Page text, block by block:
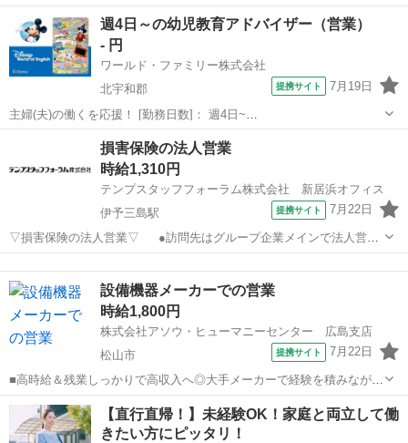
医療サポート職！直接「ありがとう」「助かったよ」と感謝されるや
りがいがあります・未経験から営業と技術、どちらのスキルも身につ
けられます◎★【WEB面談実施中】...
西条市 伊予西条駅 営業
週4日～の幼児教育アドバイザー（営業）
- 円
ワールド・ファミリー株式会社
北宇和郡
提携サイト 7月19日
主婦(夫)の働くを応援！ [勤務日数]： 週4日~
10:00~17:00/10:00~16:00/10:00~15:00/09:30~14:00 [勤務地・最寄
駅]： 愛媛県北宇和郡 ※勤務エリア選択可 ワールド・フ...
北宇和郡 営業
損害保険の法人営業
時給1,310円
テンプスタッフフォーラム株式会社 新居浜オフィス
伊予三島駅
提携サイト 7月22日
▽損害保険の法人営業▽ ●訪問先はグループ企業メインで法人営業
のみ！飛び込み営業はありません ●時短相談OK！自分のペースで働け
るので、お休みも取りやすい◎ ●未経験からチャレンジ→正社員のチ
ャンス！営業デビュー応援☆...設備機器メーカーでの営業
時給1,800円
株式会社アソウ・ヒューマニーセンター 広島支店
松山市
提携サイト 7月22日
■高時給＆残業しっかりで高収入へ◎大手メーカーで経験を積みながら
しっかり稼げます■車通勤OK×無料駐車場あり。衣山駅から徒歩圏内で
通いやすい◎■同業務の先輩が2名在籍！すぐに質問・相談できる安心
のフォロー体制♪ 【お仕事内...
愛媛 松山市 営業
【直行直帰！】未経験OK！家庭と両立して働
きたい方にピッタリ！